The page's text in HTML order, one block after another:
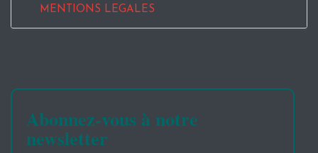
MENTIONS LEGALES
Abonnez-vous à notre
newsletter